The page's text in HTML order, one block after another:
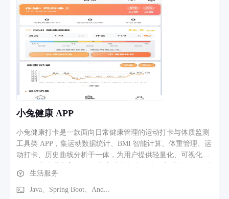
业参数深度调音 - **协作分享场景**下，用户可通过一键复制
的压缩模版码将整套音色与编曲配置传递给其他用户 全链路合
成而非采样回放 区别于基于采样的鼓机应用，Doit Synth 的全
部声音均由实时合成生成。每个打击垫可独立路由至 8 个合成
器槽位，每个槽位配备完整的振荡器、多模滤波器、独立包络
发生器和声像控制。鼓声部同样由振荡器与噪声发生器实时合
成，支持频率扫频（底鼓音高下降）、多击连击（拍手/滚奏）
等精细参数调节。 这意味着： - 音色具有无限调制空间，不存
在采样精度或版权限制 - 同一套参数配置可通过模版码完整传
递，在不同设备上获得完全一致的音频输出 - 所有合成运算在
浏览器 Web Audio API 中完成，无需服务器或云端处理
小兔健康 APP
小兔健康打卡是一款面向日常健康管理的运动打卡与体质监测
工具类 APP，集运动数据统计、BMI 智能计算、体重管理、运
动打卡、历史曲线分析于一体，为用户提供轻量化、可视化的
耗热量、运动时长、今日步数等数据；支持输入身高体重自动
计算 BMI 指数，并给出专业健康建议；支持体重数据录入与体
生活服务
Java、Spring Boot、And...